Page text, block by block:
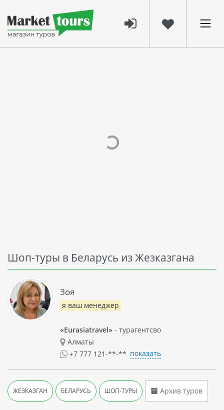
Шоп-туры в Беларусь из Жезказгана
Зоя
я ваш менеджер
«Eurasiatravel» - турагентсво
Алматы
+7 777 121-**-** показать
ЖЕЗКАЗГАН БЕЛАРУСЬ ШОП-ТУРЫ Архив туров